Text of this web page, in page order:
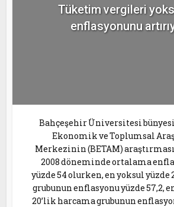
Tüketim vergileri
enflasyonunu
Bahçeşehir Üniversitesi
Ekonomik ve Toplumsal
Merkezinin (BETAM)
2008 döneminde ortalama
yüzde 54 olurken, en yoksul yüzde
grubunun enflasyonu yüzde 57,2,
20’lik harcama grubunun